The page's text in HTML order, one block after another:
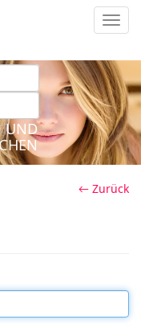
UND
← Zurück